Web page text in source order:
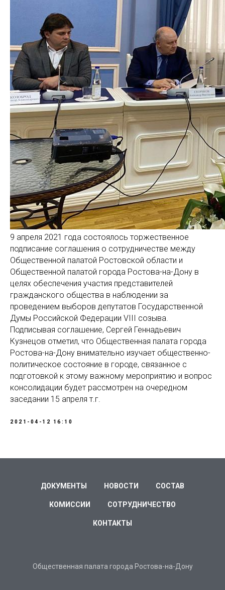
9 апреля 2021 года состоялось торжественное
подписание соглашения о сотрудничестве между
Общественной палатой Ростовской области и
Общественной палатой города Ростова-на-Дону в
целях обеспечения участия представителей
гражданского общества в наблюдении за
проведением выборов депутатов Государственной
Думы Российской Федерации VIII созыва.
Подписывая соглашение, Сергей Геннадьевич
Кузнецов отметил, что Общественная палата города
Ростова-на-Дону внимательно изучает общественно-
политическое состояние в городе, связанное с
подготовкой к этому важному мероприятию и вопрос
консолидации будет рассмотрен на очередном
заседании 15 апреля т.г.
2021-04-12 16:10
ДОКУМЕНТЫ НОВОСТИ СОСТАВ
КОМИССИИ СОТРУДНИЧЕСТВО
КОНТАКТЫ
Общественная палата города Ростова-на-Дону